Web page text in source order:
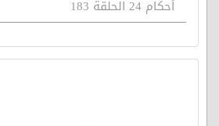
أحكام 24 الحلقة 183